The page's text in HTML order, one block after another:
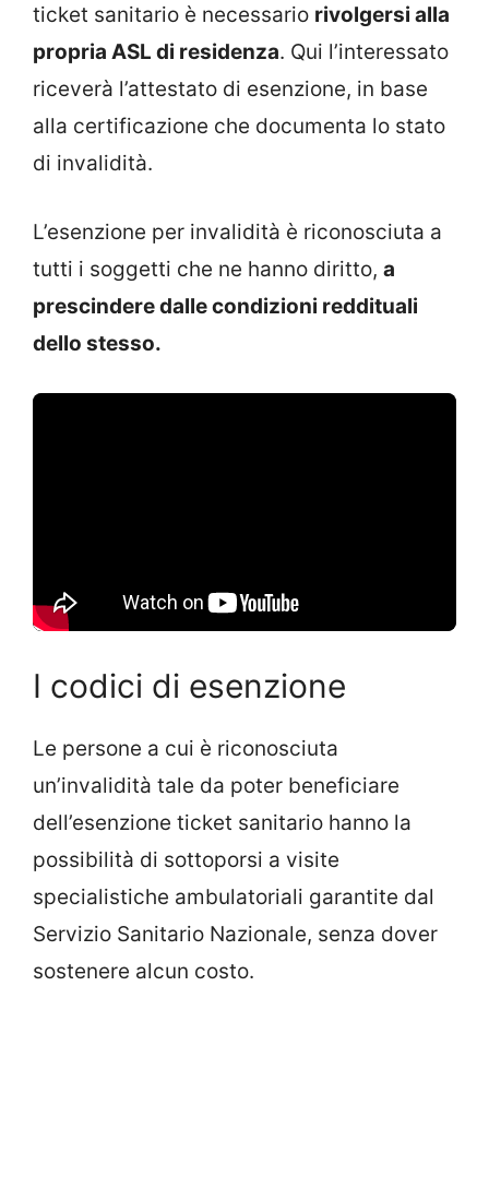
ticket sanitario è necessario rivolgersi alla
propria ASL di residenza. Qui l’interessato
riceverà l’attestato di esenzione, in base
alla certificazione che documenta lo stato
di invalidità.
L’esenzione per invalidità è riconosciuta a
tutti i soggetti che ne hanno diritto, a
prescindere dalle condizioni reddituali
dello stesso.
I codici di esenzione
Le persone a cui è riconosciuta
un’invalidità tale da poter beneficiare
dell’esenzione ticket sanitario hanno la
possibilità di sottoporsi a visite
specialistiche ambulatoriali garantite dal
Servizio Sanitario Nazionale, senza dover
sostenere alcun costo.